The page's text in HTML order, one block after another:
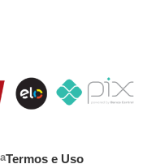
Termos e Uso